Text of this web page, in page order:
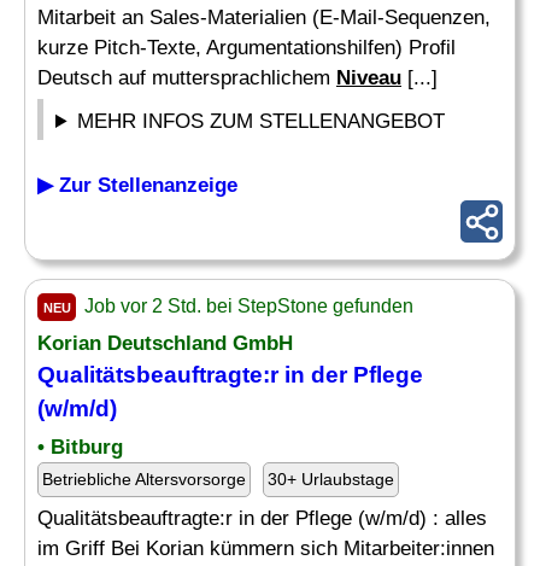
Mitarbeit an Sales-Materialien (E-Mail-Sequenzen,
kurze Pitch-Texte, Argumentationshilfen) Profil
Deutsch auf muttersprachlichem Niveau [...]
MEHR INFOS ZUM STELLENANGEBOT
▶ Zur Stellenanzeige
NEU Job vor 2 Std. bei StepStone gefunden
Korian Deutschland GmbH
Qualitätsbeauftragte:r in der Pflege
(w/m/d)
• Bitburg
Betriebliche Altersvorsorge 30+ Urlaubstage
Qualitätsbeauftragte:r in der Pflege (w/m/d) : alles
im Griff Bei Korian kümmern sich Mitarbeiter:innen